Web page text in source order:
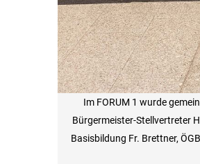
Im FORUM 1 wurde
Bürgermeister-Stellvertreter
Basisbildung Fr. Brettner,